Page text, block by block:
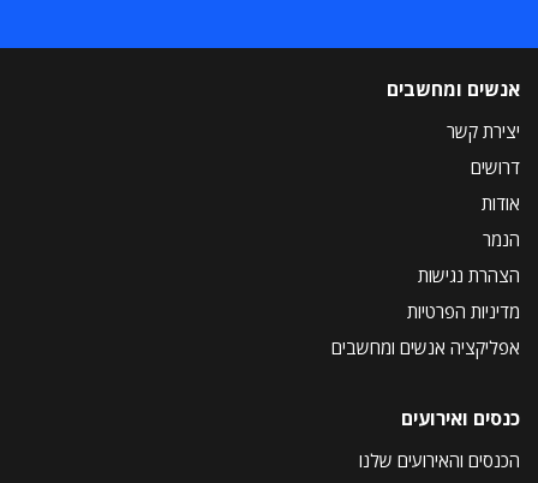
אנשים ומחשבים
יצירת קשר
דרושים
אודות
הנמר
הצהרת נגישות
מדיניות הפרטיות
אפליקציה אנשים ומחשבים
כנסים ואירועים
הכנסים והאירועים שלנו